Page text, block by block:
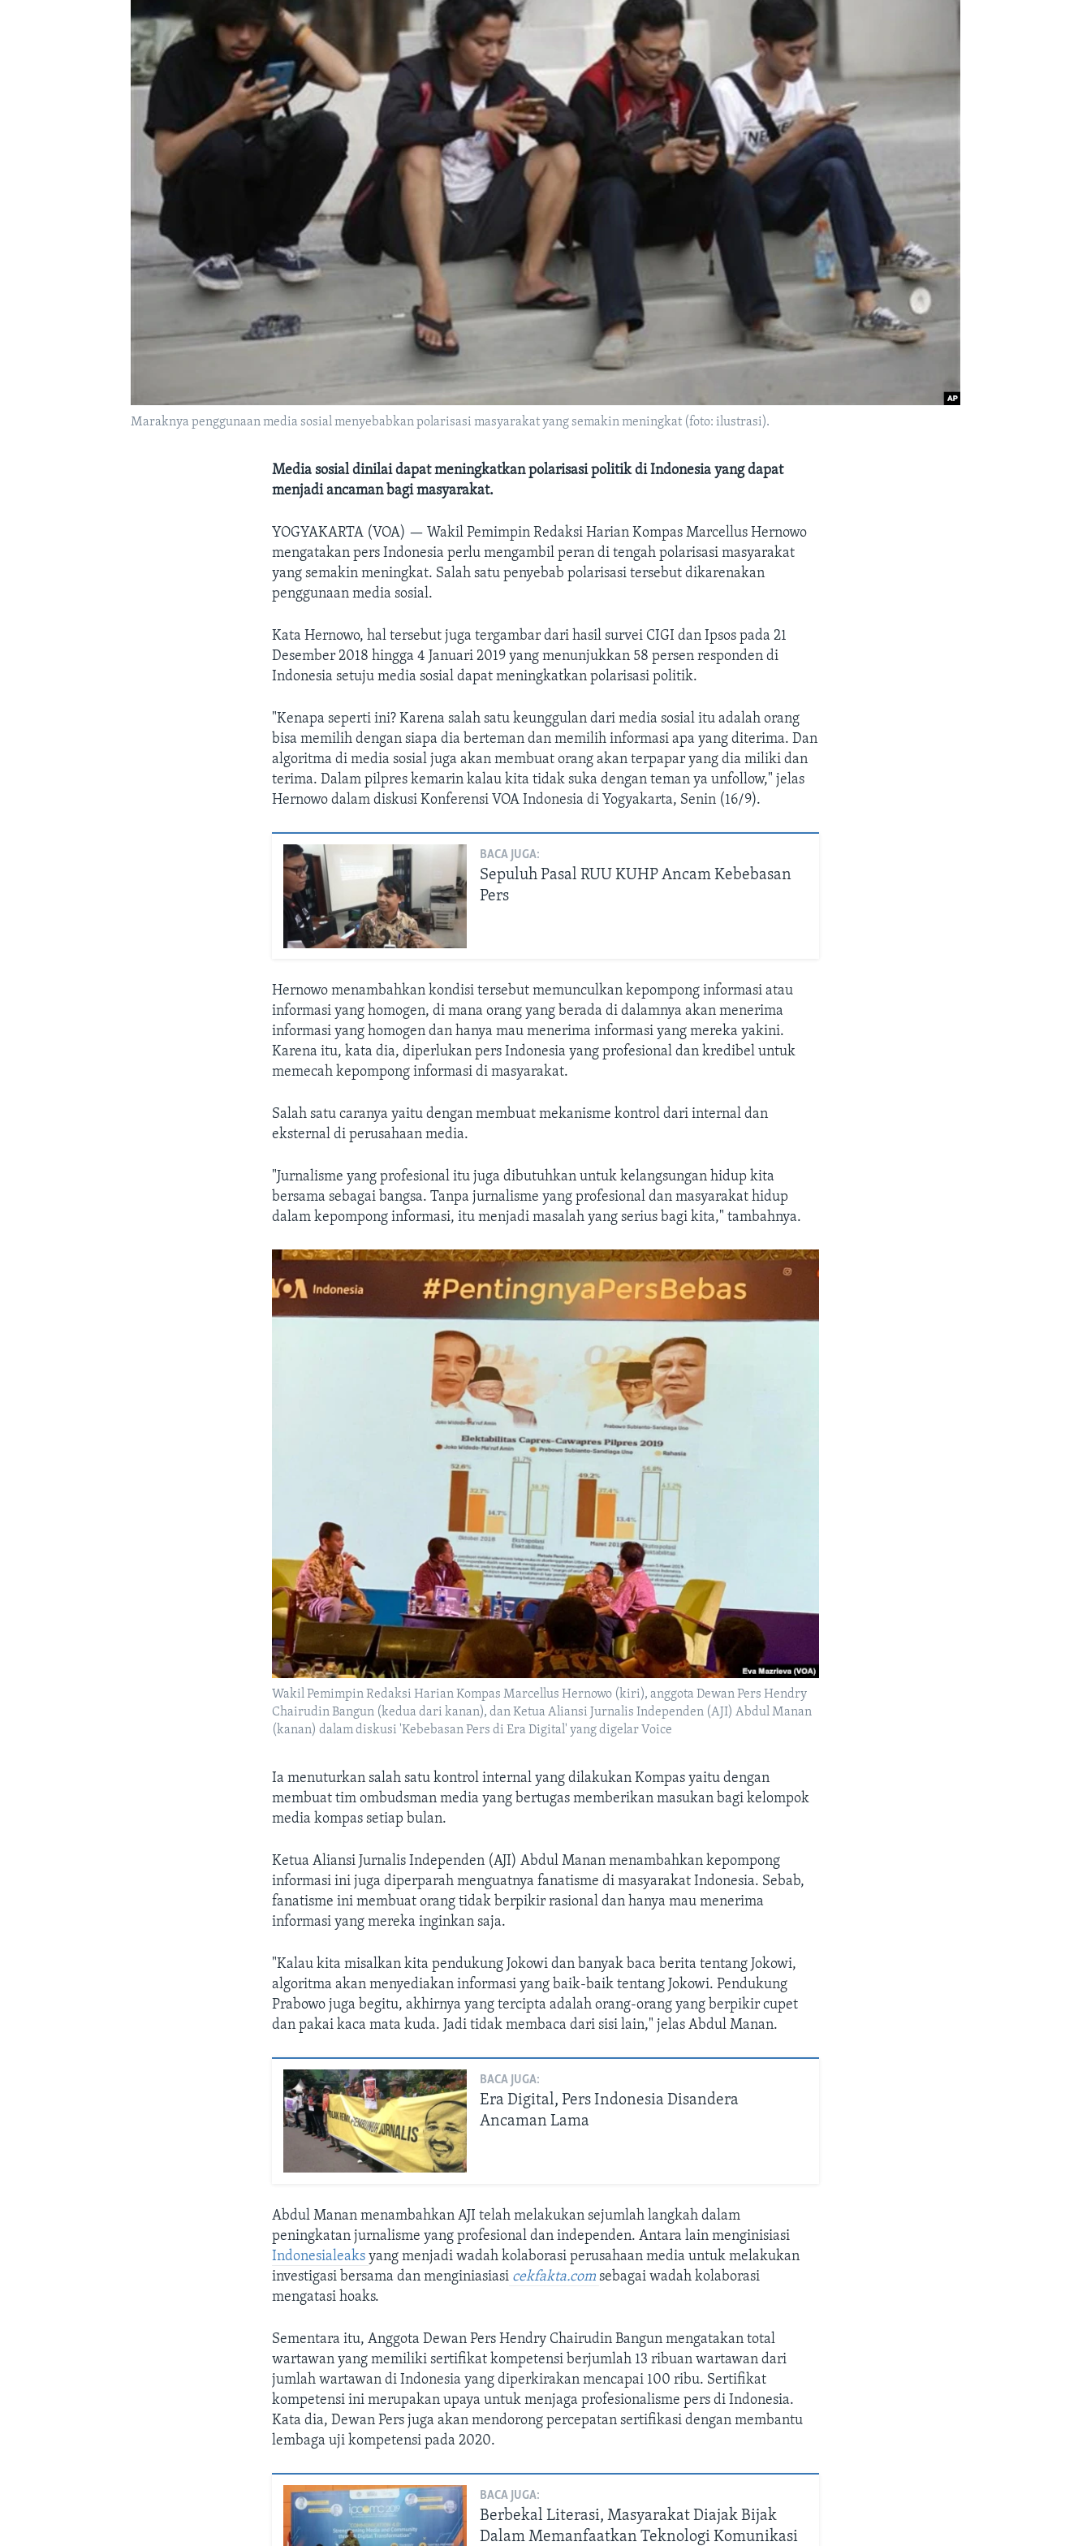
Maraknya penggunaan media sosial menyebabkan polarisasi masyarakat yang semakin meningkat (foto: ilustrasi).
Media sosial dinilai dapat meningkatkan polarisasi politik di Indonesia yang dapat
menjadi ancaman bagi masyarakat.
YOGYAKARTA (VOA) — Wakil Pemimpin Redaksi Harian Kompas Marcellus Hernowo
mengatakan pers Indonesia perlu mengambil peran di tengah polarisasi masyarakat
yang semakin meningkat. Salah satu penyebab polarisasi tersebut dikarenakan
penggunaan media sosial.
Kata Hernowo, hal tersebut juga tergambar dari hasil survei CIGI dan Ipsos pada 21
Desember 2018 hingga 4 Januari 2019 yang menunjukkan 58 persen responden di
Indonesia setuju media sosial dapat meningkatkan polarisasi politik.
"Kenapa seperti ini? Karena salah satu keunggulan dari media sosial itu adalah orang
bisa memilih dengan siapa dia berteman dan memilih informasi apa yang diterima. Dan
algoritma di media sosial juga akan membuat orang akan terpapar yang dia miliki dan
terima. Dalam pilpres kemarin kalau kita tidak suka dengan teman ya unfollow," jelas
Hernowo dalam diskusi Konferensi VOA Indonesia di Yogyakarta, Senin (16/9).
BACA JUGA:
Sepuluh Pasal RUU KUHP Ancam Kebebasan
Pers
Hernowo menambahkan kondisi tersebut memunculkan kepompong informasi atau
informasi yang homogen, di mana orang yang berada di dalamnya akan menerima
informasi yang homogen dan hanya mau menerima informasi yang mereka yakini.
Karena itu, kata dia, diperlukan pers Indonesia yang profesional dan kredibel untuk
memecah kepompong informasi di masyarakat.
Salah satu caranya yaitu dengan membuat mekanisme kontrol dari internal dan
eksternal di perusahaan media.
"Jurnalisme yang profesional itu juga dibutuhkan untuk kelangsungan hidup kita
bersama sebagai bangsa. Tanpa jurnalisme yang profesional dan masyarakat hidup
dalam kepompong informasi, itu menjadi masalah yang serius bagi kita," tambahnya.
Wakil Pemimpin Redaksi Harian Kompas Marcellus Hernowo (kiri), anggota Dewan Pers Hendry
Chairudin Bangun (kedua dari kanan), dan Ketua Aliansi Jurnalis Independen (AJI) Abdul Manan
(kanan) dalam diskusi 'Kebebasan Pers di Era Digital' yang digelar Voice
Ia menuturkan salah satu kontrol internal yang dilakukan Kompas yaitu dengan
membuat tim ombudsman media yang bertugas memberikan masukan bagi kelompok
media kompas setiap bulan.
Ketua Aliansi Jurnalis Independen (AJI) Abdul Manan menambahkan kepompong
informasi ini juga diperparah menguatnya fanatisme di masyarakat Indonesia. Sebab,
fanatisme ini membuat orang tidak berpikir rasional dan hanya mau menerima
informasi yang mereka inginkan saja.
"Kalau kita misalkan kita pendukung Jokowi dan banyak baca berita tentang Jokowi,
algoritma akan menyediakan informasi yang baik-baik tentang Jokowi. Pendukung
Prabowo juga begitu, akhirnya yang tercipta adalah orang-orang yang berpikir cupet
dan pakai kaca mata kuda. Jadi tidak membaca dari sisi lain," jelas Abdul Manan.
BACA JUGA:
Era Digital, Pers Indonesia Disandera
Ancaman Lama
Abdul Manan menambahkan AJI telah melakukan sejumlah langkah dalam
peningkatan jurnalisme yang profesional dan independen. Antara lain menginisiasi
Indonesialeaksyang menjadi wadah kolaborasi perusahaan media untuk melakukan
investigasi bersama dan menginiasiasi cekfakta.comsebagai wadah kolaborasi
mengatasi hoaks.
Sementara itu, Anggota Dewan Pers Hendry Chairudin Bangun mengatakan total
wartawan yang memiliki sertifikat kompetensi berjumlah 13 ribuan wartawan dari
jumlah wartawan di Indonesia yang diperkirakan mencapai 100 ribu. Sertifikat
kompetensi ini merupakan upaya untuk menjaga profesionalisme pers di Indonesia.
Kata dia, Dewan Pers juga akan mendorong percepatan sertifikasi dengan membantu
lembaga uji kompetensi pada 2020.
BACA JUGA:
Berbekal Literasi, Masyarakat Diajak Bijak
Dalam Memanfaatkan Teknologi Komunikasi